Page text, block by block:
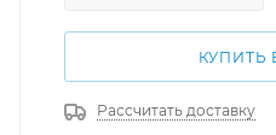
КУПИТЬ
Рассчитать доставку